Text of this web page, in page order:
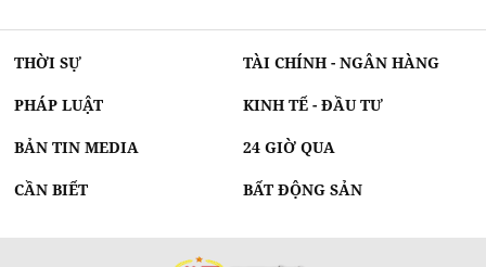
THỜI SỰ TÀI CHÍNH - NGÂN HÀNG
PHÁP LUẬT KINH TẾ - ĐẦU TƯ
BẢN TIN MEDIA 24 GIỜ QUA
CẦN BIẾT BẤT ĐỘNG SẢN